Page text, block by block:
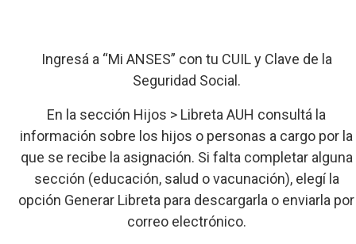
Ingresá a “Mi ANSES” con tu CUIL y Clave de la
Seguridad Social.
En la sección Hijos > Libreta AUH consultá la
información sobre los hijos o personas a cargo por la
que se recibe la asignación. Si falta completar alguna
sección (educación, salud o vacunación), elegí la
opción Generar Libreta para descargarla o enviarla por
correo electrónico.